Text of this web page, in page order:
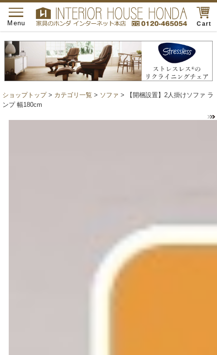
Cart
toggle
navigation
Menu
ショップトップ> カテゴリ一覧 > ソファ > 【開梱設置】2人掛けソファ ラ
ンプ 幅180cm